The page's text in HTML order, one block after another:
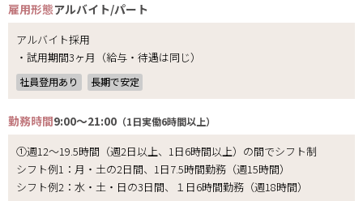
雇用形態アルバイト/パート
アルバイト採用
・試用期間3ヶ月（給与・待遇は同じ）
社員登用あり 長期で安定
勤務時間9:00～21:00 （1日実働6時間以上）
①週12～19.5時間（週2日以上、1日6時間以上）の間でシフト制
シフト例1：月・土の2日間、1日7.5時間勤務（週15時間）
シフト例2：水・土・日の3日間、１日6時間勤務（週18時間）